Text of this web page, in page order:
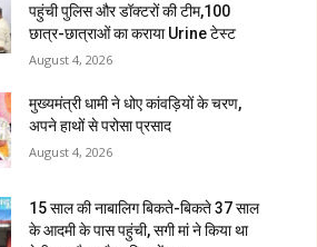
पहुंची पुलिस और डॉक्टरों की टीम,100
छात्र-छात्राओं का कराया Urine टेस्ट
August 4, 2026
मुख्यमंत्री धामी ने धोए कांवड़ियों के चरण,
अपने हाथों से परोसा प्रसाद
August 4, 2026
15 साल की नाबालिग बिकते-बिकते 37 साल
के आदमी के पास पहुंची, सगी मां ने किया था